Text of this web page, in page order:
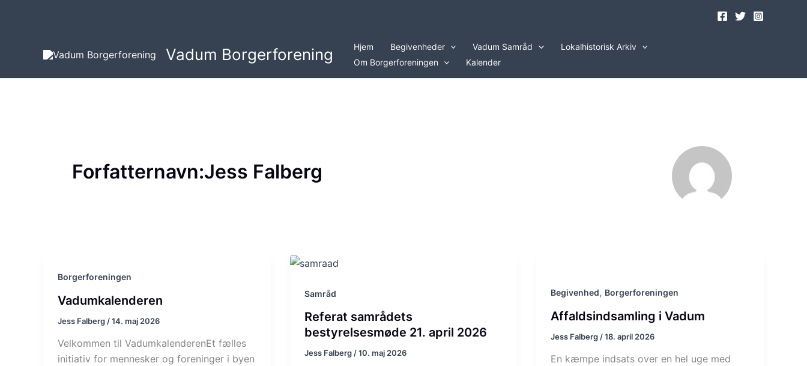
Vadum Borgerforening Hjem Begivenheder Vadum Samråd
Lokalhistorisk Arkiv
Om Borgerforeningen
Kalender
Forfatternavn:Jess Falberg
Borgerforeningen
Vadumkalenderen
Jess Falberg /14. maj 2026
Velkommen til VadumkalenderenEt fælles
initiativ for mennesker og foreninger i byen
Samråd
Referat samrådets
bestyrelsesmøde 21. april 2026
Jess Falberg/10. maj 2026
Begivenhed, Borgerforeningen
Affaldsindsamling i Vadum
Jess Falberg /18. april 2026
En kæmpe indsats over en hel uge med